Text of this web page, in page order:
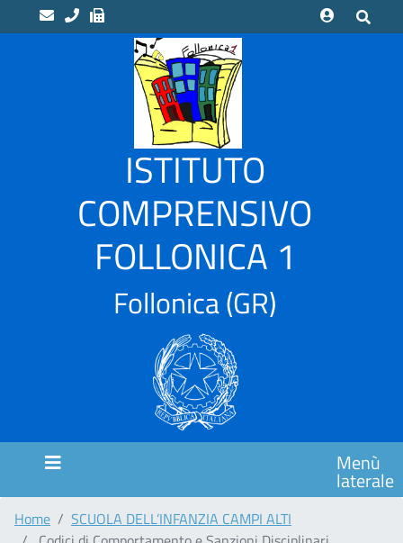
ISTITUTO
COMPRENSIVO
FOLLONICA 1
Follonica(GR)
Menù
laterale
“LUCA
PACIOLI”
Indirizzo
Musicale
“CAMPI
ALTI”
Scuola
Infanzia
CASSARELLO
MARCHE
SCUOLA
SCUOLA
Home
SCUOLA DELL’INFANZIA CAMPI ALTI